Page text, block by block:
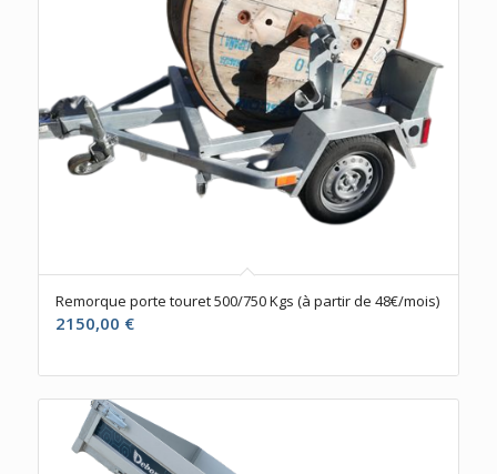
Remorque porte touret 500/750 Kgs (à partir de 48€/mois)
2150,00 €